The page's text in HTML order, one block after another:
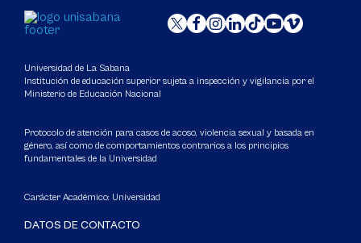
Universidad de La Sabana
Institución de educación superior sujeta a inspección y vigilancia por el
Ministerio de Educación Nacional
Protocolo de atención para casos de acoso, violencia sexual y basada en
género, así como de comportamientos contrarios a los principios
fundamentales de la Universidad
Carácter Académico: Universidad
DATOS DE CONTACTO